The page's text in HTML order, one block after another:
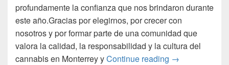
profundamente la confianza que nos brindaron durante
este año.Gracias por elegirnos, por crecer con
nosotros y por formar parte de una comunidad que
valora la calidad, la responsabilidad y la cultura del
cannabis en Monterrey yContinue reading Feliz navidad
→